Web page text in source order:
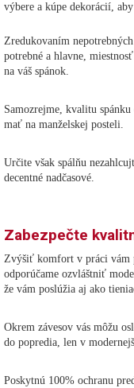
výbere a kúpe dekorácií,
Zredukovaním
potrebné a hlavne,
na váš spánok.
Samozrejme, kvalitu
mať na manželskej posteli.
Určite však spálňu
decentné nadčasové.
Zabezpečte
Zvýšiť komfort v práci vám
odporúčame ozvláštniť
že vám poslúžia aj ako
Okrem závesov vás môžu
do popredia, len v
Poskytnú 100% ochranu